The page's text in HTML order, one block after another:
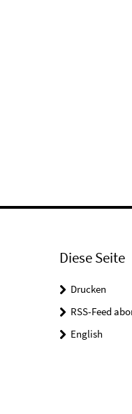
Diese Seite
Drucken
RSS-Feed
English